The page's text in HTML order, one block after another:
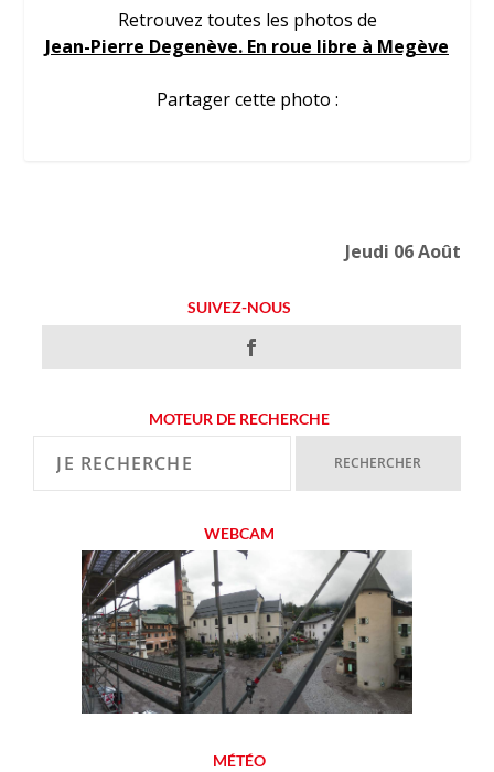
Retrouvez toutes les photos de
Jean-Pierre Degenève. En roue libre à Megève
Partager cette photo :
Jeudi 06 Août
SUIVEZ-NOUS
MOTEUR DE RECHERCHE
WEBCAM
MÉTÉO